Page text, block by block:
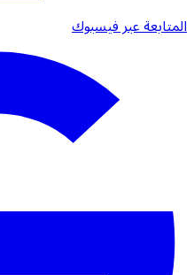
المتابعة عبر فيسبوك